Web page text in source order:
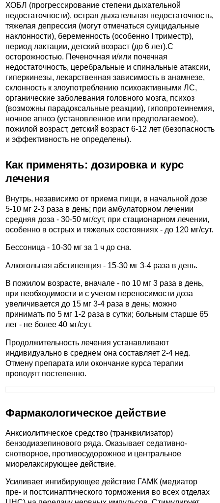
ХОБЛ (прогрессирование степени дыхательной
недостаточности), острая дыхательная недостаточность,
тяжелая депрессия (могут отмечаться суицидальные
наклонности), беременность (особенно I триместр),
период лактации, детский возраст (до 6 лет).C
осторожностью. Печеночная и/или почечная
недостаточность, церебральные и спинальные атаксии,
гиперкинезы, лекарственная зависимость в анамнезе,
склонность к злоупотреблению психоактивными ЛС,
органические заболевания головного мозга, психоз
(возможны парадоксальные реакции), гипопротеинемия,
ночное апноэ (установленное или предполагаемое),
пожилой возраст, детский возраст 6-12 лет (безопасность
и эффективность не определены).
Как применять: дозировка и курс
лечения
Внутрь, независимо от приема пищи, в начальной дозе
5-10 мг 2-3 раза в день; при амбулаторном лечении
средняя доза - 30-50 мг/сут, при стационарном лечении,
особенно в острых и тяжелых состояниях - до 120 мг/сут.
Бессоница - 10-30 мг за 1 ч до сна.
Алкогольная абстиненция - 15-30 мг 3-4 раза в день.
В пожилом возрасте, вначале - по 10 мг 3 раза в день,
при необходимости и с учетом переносимости доза
увеличивается до 15 мг 3-4 раза в день; можно
принимать по 5 мг 1-2 раза в сутки; больным старше 65
лет - не более 40 мг/сут.
Продолжительность лечения устанавливают
индивидуально в среднем она составляет 2-4 нед.
Отмену препарата или окончание курса терапии
проводят постепенно.
Фармакологическое действие
Анксиолитическое средство (транквилизатор)
бензодиазепинового ряда. Оказывает седативно-
снотворное, противосудорожное и центральное
миорелаксирующее действие.
Усиливает ингибирующее действие ГАМК (медиатор
пре- и постсинаптического торможения во всех отделах